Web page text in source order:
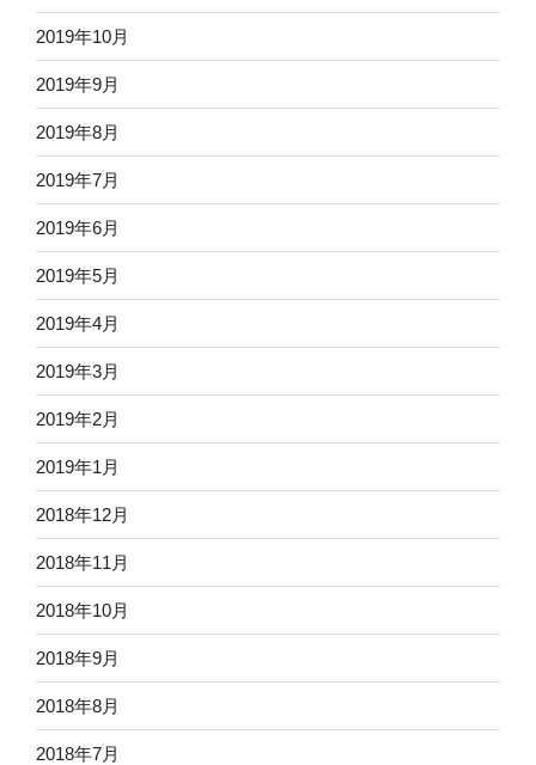
2019年10月
2019年9月
2019年8月
2019年7月
2019年6月
2019年5月
2019年4月
2019年3月
2019年2月
2019年1月
2018年12月
2018年11月
2018年10月
2018年9月
2018年8月
2018年7月